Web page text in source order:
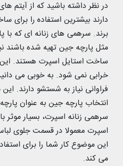
در نظر داشته باشید که از آیتم
دارند بیشترین استفاده را
برند. سرهمی های زنانه ای که با
مثل پارچه جین تهیه شده باشند
ساخت استایل اسپرت هستند.
خرابی نمی شود. به خوبی می
فراوانی نیاز به شستشو دارند.
انتخاب پارچه جین به عنوان
سرهمی زنانه اسپرت، بسیار
اسپرت معمولا در قسمت جلوی
این موضوع کار شما را برای
می کند.